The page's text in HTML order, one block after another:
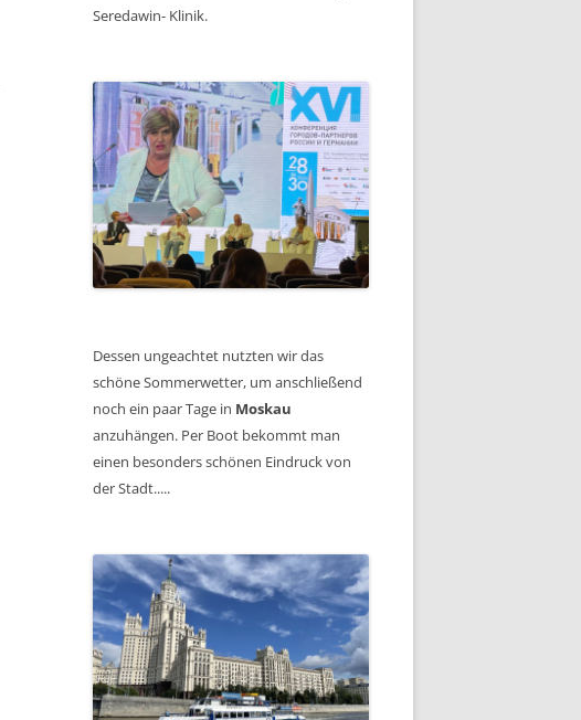
Seredawin- Klinik.
Dessen ungeachtet nutzten wir das
schöne Sommerwetter, um anschließend
noch ein paar Tage in Moskau
anzuhängen. Per Boot bekommt man
einen besonders schönen Eindruck von
der Stadt.....